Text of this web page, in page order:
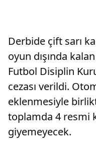
Derbide çift sarı
oyun dışında
Futbol Disiplin
cezası verildi.
eklenmesiyle
toplamda 4 resmi
giyemeyecek.